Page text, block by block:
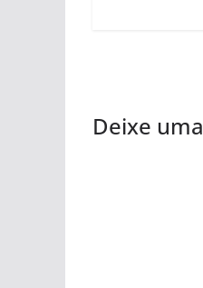
Deixe